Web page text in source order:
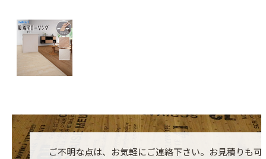
ご不明な点は、お気軽にご連絡下さい。お見積りも可